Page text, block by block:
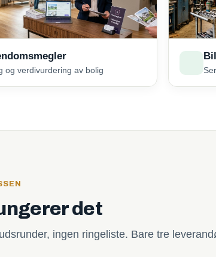
og verdivurdering av bolig
det
ingen ringeliste. Bare tre